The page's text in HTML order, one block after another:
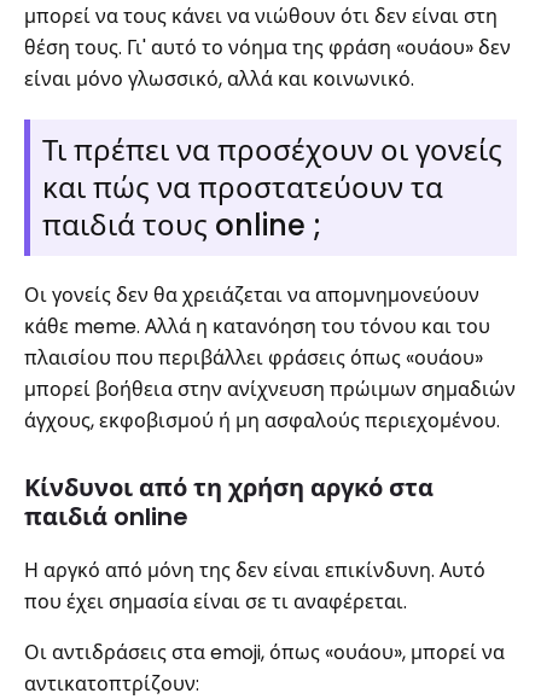
μπορεί να τους κάνει να νιώθουν ότι δεν είναι στη
θέση τους. Γι' αυτό το νόημα της φράση «ουάου» δεν
είναι μόνο γλωσσικό, αλλά και κοινωνικό.
Τι πρέπει να προσέχουν οι γονείς
και πώς να προστατεύουν τα
παιδιά τους online ;
Οι γονείς δεν θα χρειάζεται να απομνημονεύουν
κάθε meme. Αλλά η κατανόηση του τόνου και του
πλαισίου που περιβάλλει φράσεις όπως «ουάου»
μπορεί βοήθεια στην ανίχνευση πρώιμων σημαδιών
άγχους, εκφοβισμού ή μη ασφαλούς περιεχομένου.
Κίνδυνοι από τη χρήση αργκό στα
παιδιά online
Η αργκό από μόνη της δεν είναι επικίνδυνη. Αυτό
που έχει σημασία είναι σε τι αναφέρεται.
Οι αντιδράσεις στα emoji, όπως «ουάου», μπορεί να
αντικατοπτρίζουν: